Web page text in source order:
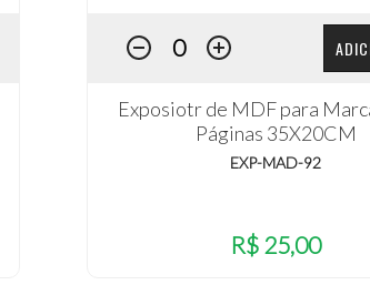
Exposiotr de MDF para
Páginas 35X20CM
EXP-MAD-92
R$ 25,00